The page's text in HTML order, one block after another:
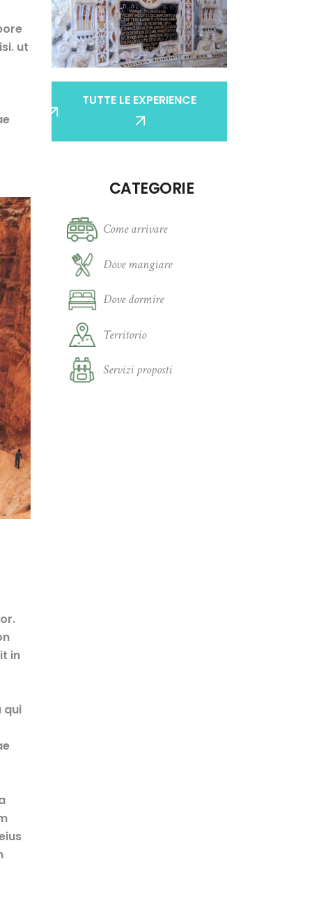
ut
in
qui
TUTTE LE EXPERIENCE
CATEGORIE
Come arrivare
Dove mangiare
Dove dormire
Territorio
Servizi proposti